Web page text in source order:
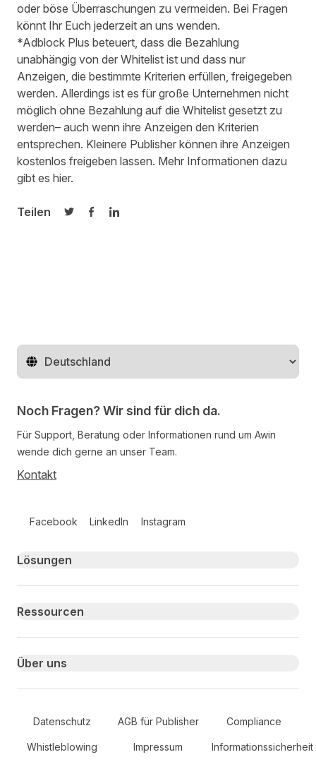
oder böse Überraschungen zu vermeiden. Bei Fragen
könnt Ihr Euch jederzeit an uns wenden.
*Adblock Plus beteuert, dass die Bezahlung
unabhängig von der Whitelist ist und dass nur
Anzeigen, die bestimmte Kriterien erfüllen, freigegeben
werden. Allerdings ist es für große Unternehmen nicht
möglich ohne Bezahlung auf die Whitelist gesetzt zu
werden– auch wenn ihre Anzeigen den Kriterien
entsprechen. Kleinere Publisher können ihre Anzeigen
kostenlos freigeben lassen. Mehr Informationen dazu
gibt es hier.
Teilen
Auf Twitter teilen
Auf Facebook teilen
Auf LinkedIn teilen
Region ändern
Noch Fragen? Wir sind für dich da.
Für Support, Beratung oder Informationen rund um Awin
wende dich gerne an unser Team.
Kontakt
Facebook LinkedIn Instagram
Primary footer navigation
Lösungen
Ressourcen
Über uns
Secondary Footer Navigation
Datenschutz AGB für Publisher Compliance
Whistleblowing Impressum Informationssicherheit